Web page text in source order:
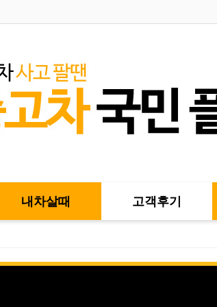
내차살때 고객후기